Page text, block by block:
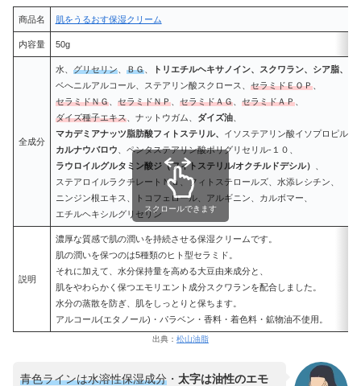
商品名 肌をうるおす保湿クリーム
内容量 50g
全成分
水、 グリセリン、 ＢＧ、
トリエチルヘキサノイン、スクワラン、シア脂、
ベへニルアルコール、ステアリン酸スクロース、 セラミドＥＯＰ、
セラミドＮＧ、 セラミドＮＰ、 セラミドＡＧ、 セラミドＡＰ、
ダイズ種子エキス、ナットウガム、 ダイズ油、
マカデミアナッツ脂肪酸フィトステリル、
イソステアリン酸イソプロピル、
カルナウバロウ 、ペンタステアリン酸ポリグリセリル-１０、
ラウロイルグルタミン酸ジ（フィトステリル/オクチルドデシル）
ステアロイルラクチレートＮａ、フィトステロールズ、水添レシチン、
ニンジン根エキス、トコフェロール、アルギニン、カルボマー、
エチルヘキシルグリセリン
説明
濃厚な質感で肌の潤いを持続させる保湿クリームです。
肌の潤いを保つのは5種類のヒト型セラミド。
それに加えて、水分保持量を高める大豆由来成分と、
肌をやわらかく保つエモリエント成分スクワランを配合しました。
水分の蒸散を防ぎ、肌をしっとりと保ちます。
アルコール(エタノール)・パラベン・香料・着色料・鉱物油不使用。
スクロールできます
出典： 松山油脂
青色ラインは水溶性保湿成分 ・ 太字は油性のエモ